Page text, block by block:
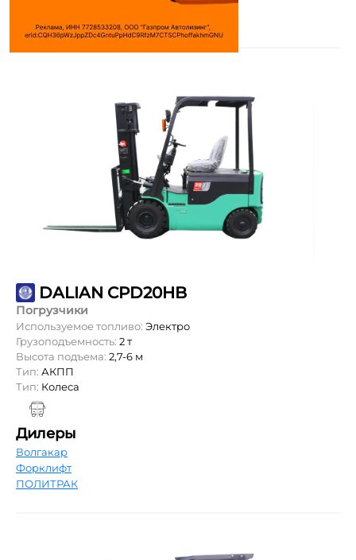
DALIAN CPD20HB
Погрузчики
Используемое топливо: Электро
Грузоподъемность: 2 т
Высота подъема: 2,7-6 м
Тип: АКПП
Тип: Колеса
Дилеры
Волгакар
Форклифт
ПОЛИТРАК